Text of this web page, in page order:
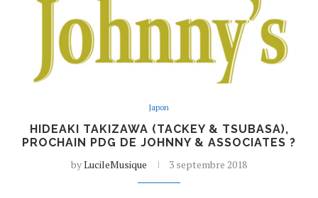
Japon
HIDEAKI TAKIZAWA (TACKEY & TSUBASA),
PROCHAIN PDG DE JOHNNY & ASSOCIATES ?
byLucileMusique 3 septembre 2018